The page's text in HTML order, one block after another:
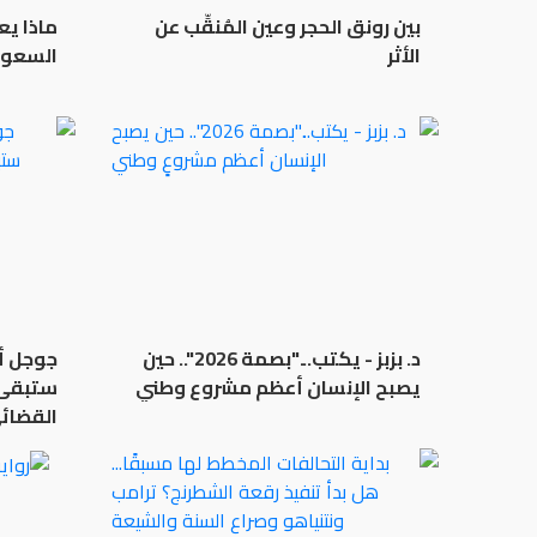
بين رونق الحجر وعين المُنقِّب عن
الأثر
ماذا
د. بزبز - يكتب..."بصمة 2026".. حين
يصبح الإنسان أعظم مشروعٍ وطني
جوجل